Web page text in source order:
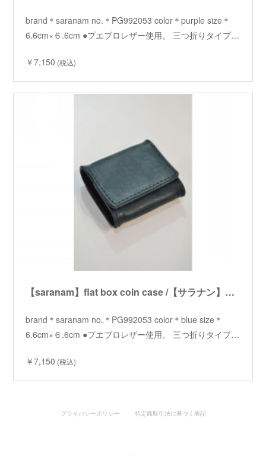
brand＊saranam no.＊PG992053 color＊purple size＊
6.6cm×６.6cm ●プエブロレザー使用。 三つ折りタイプ…
￥7,150 (税込)
【saranam】flat box coin case /【サラナン】フラットボックスコインケース
brand＊saranam no.＊PG992053 color＊blue size＊
6.6cm×６.6cm ●プエブロレザー使用。 三つ折りタイプ…
￥7,150 (税込)
プライバシーポリシー 特定商取引法に基づく表記